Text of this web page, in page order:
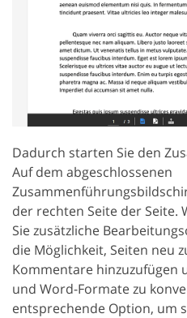
Dadurch starten Sie den
Auf dem abgeschlossenen
der rechten Seite der Seite.
Sie zusätzliche
die Möglichkeit, Seiten neu
Kommentare hinzuzufügen
und Word-Formate zu
entsprechende Option, um